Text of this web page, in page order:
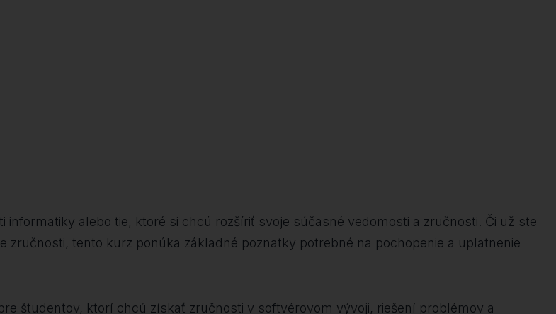
alebo tie, ktoré si chcú rozšíriť svoje súčasné vedomosti a zručnosti. Či už ste
tento kurz ponúka základné poznatky potrebné na pochopenie a uplatnenie
študentov, ktorí chcú získať zručnosti v softvérovom vývoji, riešení problémov a